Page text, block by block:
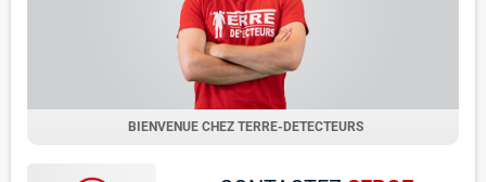
BIENVENUE CHEZ TERRE-DETECTEURS